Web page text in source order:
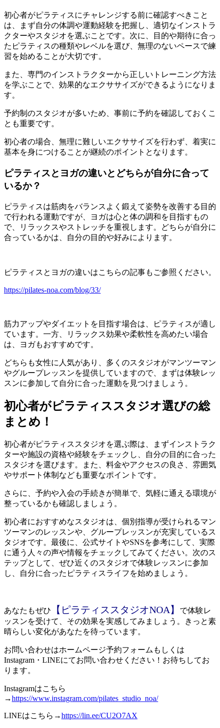
初心者がピラティスにチャレンジする前に確認すべきこと
は、まず自分の体調や運動経験を把握し、適切なインストラ
クターやスタジオを選ぶことです。次に、目的や期待に合っ
たピラティスの種類やレベルを選び、無理のないペースで練
習を始めることが大切です。
また、専門のインストラクターから正しいトレーニング方法
を学ぶことで、効果的なエクササイズができるようになりま
す。
予約制のスタジオが多いため、事前に予約を確認しておくこ
とも重要です。
初心者の場合、無理に難しいエクササイズを行わず、着実に
基本を身につけることが継続のポイントとなります。
ピラティスとヨガの違いとどちらが自分に合って
いるか？
ピラティスは筋肉をバランスよく鍛えて姿勢を改善する目的
で行われる運動ですが、ヨガは心と体の調和を目指すもの
で、リラックスやストレッチを重視します。どちらが自分に
合っているかは、自分の目的や好みによります。
ピラティスとヨガの違いはこちらの記事もご参照ください。
https://pilates-noa.com/blog/33/
筋力アップやダイエットを目指す場合は、ピラティスが適し
ています。一方、リラックス効果や柔軟性を高めたい場合
は、ヨガもおすすめです。
どちらも女性に人気があり、多くのスタジオがマンツーマン
やグループレッスンを提供していますので、まずは体験レッ
スンに参加して自分に合った運動を見つけましょう。
初心者がピラティススタジオ選びの総
まとめ！
初心者がピラティススタジオを選ぶ際は、まずインストラク
ターや施設の資格や経験をチェックし、自分の目的に合った
スタジオを選びます。また、料金やアクセスの良さ、雰囲気
やサポート体制なども重要なポイントです。
さらに、予約や入会の手続きが簡単で、気軽に通える環境が
整っているかも確認しましょう。
初心者におすすめなスタジオは、個別指導が受けられるマン
ツーマンのレッスンや、グループレッスンが充実しているス
タジオです。最後に、公式サイトやSNSを参考にして、実際
に通う人々の声や情報をチェックしてみてください。次のス
テップとして、ぜひ近くのスタジオで体験レッスンに参加
し、自分に合ったピラティスライフを始めましょう。
あなたもぜひ 【ピラティススタジオNOA】
で体験レ
ッスンを受けて、その効果を実感してみましょう。きっと素
晴らしい変化があなたを待っています。
お問い合わせはホームページ予約フォームもしくは
Instagram・LINEにてお問い合わせください！お待ちしてお
ります。
Instagramはこちら
→https://www.instagram.com/pilates_studio_noa/
LINEはこちら→https://lin.ee/CU2O7AX